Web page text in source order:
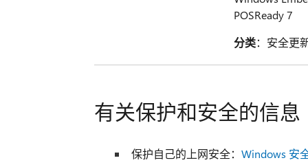
POSReady 7
分类：安全更
有关保护和安全的信息
保护自己的上网安全： Windows 安